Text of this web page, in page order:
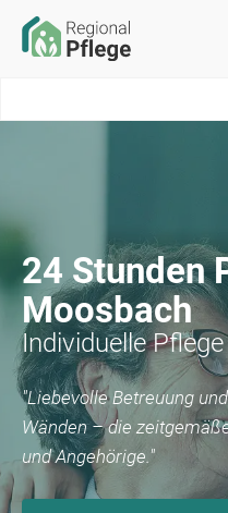
24 Stunden
Moosbach
Individuelle
"Liebevolle Betreuung
Wänden – die
und Angehörige."